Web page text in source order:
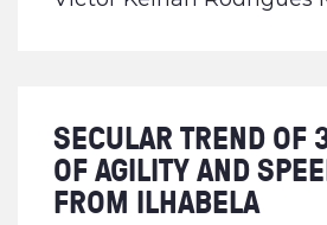
SECULAR TREND OF
OF AGILITY AND
FROM ILHABELA